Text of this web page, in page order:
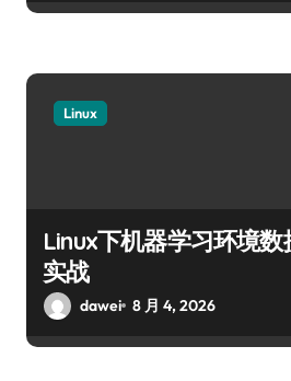
Linux
Linux下机器学习环境
实战
dawei 8 月 4, 2026